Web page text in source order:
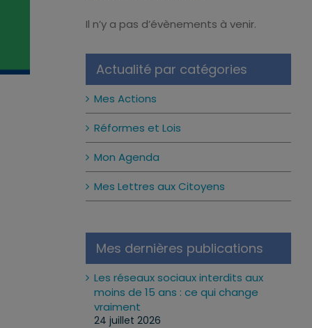
Notice
Il n’y a pas d’évènements à venir.
Actualité par catégories
Mes Actions
Réformes et Lois
Mon Agenda
Mes Lettres aux Citoyens
Mes dernières publications
Les réseaux sociaux interdits aux
moins de 15 ans : ce qui change
vraiment
24 juillet 2026